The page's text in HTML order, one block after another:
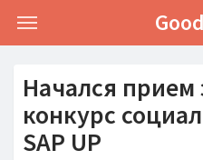
navigation
Начался прием
конкурс
SAP UP